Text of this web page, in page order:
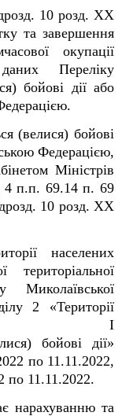
10 розд. XX
та завершення
окупації
Переліку
бойові дії або
(велися) бойові
Федерацією,
Міністрів
4 п.п. 69.14 п. 69
XX
населених
територіальної
Миколаївської
2 «Території
розділу І
бойові дії»
по 11.11.2022,
по 11.11.2022.
нарахуванню та